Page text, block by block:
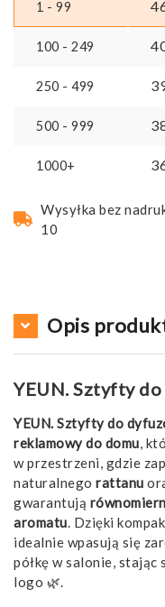
1 - 99
100 - 249
250 - 499
500 - 999
1000+
Wysyłka bez
10
Opis
YEUN. Sztyfty
YEUN. Sztyfty do
reklamowy do domu,
w przestrzeni, gdzie
naturalnego rattanu
gwarantują
aromatu. Dzięki
idealnie wpasują się
półkę w salonie,
logo 🌿.